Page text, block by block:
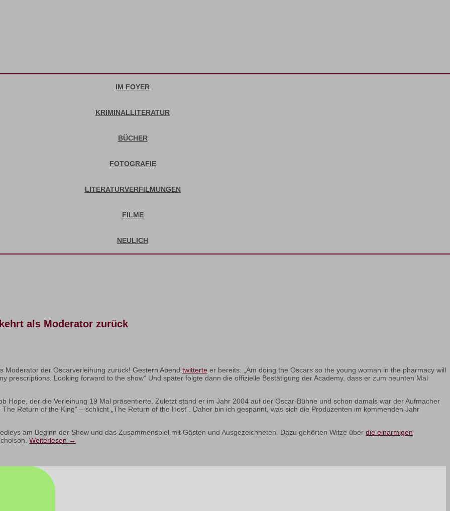
IM FOYER
KRIMINALLITERATUR
BÜCHER
FOTOGRAFIE
LITERATURVERFILMUNGEN
FILME
NEULICH
als Moderator zurück
Moderator der Oscarverleihung zurück! Gestern Abend twitterte er bereits: „Am doing the Oscars so the young woman in the pharmacy will
prescriptions. Looking forward to the show“ Und später folgte dann die offizielle Bestätigung der Academy, dass er zum neunten Mal
Hope, der die Verleihung 19 Mal präsentierte. Zuletzt stand er im Jahr 2004 auf der Oscar-Bühne und schon damals war der Aufmacher
Return of the King“ – schlicht „The Return of the Host“. Daher bin ich gespannt, was sich die Produzenten im kommenden Jahr
am Beginn der Show und das Zusammenspiel mit Gästen und Ausgezeichneten. Dazu gehörten Witze über die einarmigen
Weiterlesen →